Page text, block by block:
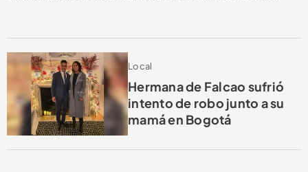
Local
Hermana de Falcao sufrió
intento de robo junto a su
mamá en Bogotá